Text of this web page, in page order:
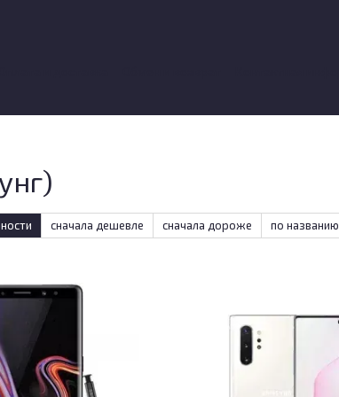
сначала дешевле сначала дороже по названию